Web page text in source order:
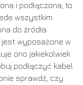
i podłączona, to
wszystkim
do źródła
jest wyposażone w
ono jakiekolwiek
podłączyć kabel
sprawdź, czy